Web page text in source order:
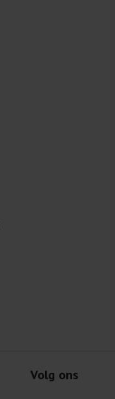
Volg ons